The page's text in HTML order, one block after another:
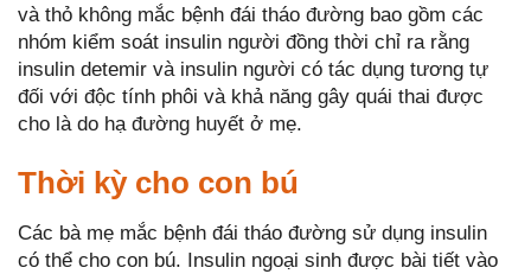
và thỏ không mắc bệnh đái tháo đường bao gồm các
nhóm kiểm soát insulin người đồng thời chỉ ra rằng
insulin detemir và insulin người có tác dụng tương tự
đối với độc tính phôi và khả năng gây quái thai được
cho là do hạ đường huyết ở mẹ.
Thời kỳ cho con bú
Các bà mẹ mắc bệnh đái tháo đường sử dụng insulin
có thể cho con bú. Insulin ngoại sinh được bài tiết vào